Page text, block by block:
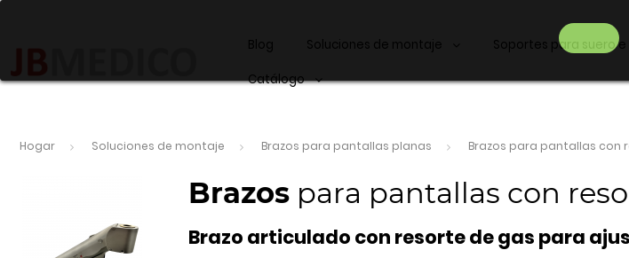
Blog Soluciones de montaje Soportes para suero e
Catálogo
Hogar Soluciones de montaje Brazos para pantallas planas Brazos para pantallas con
Brazos para pantallas con
Brazo articulado con resorte de gas para